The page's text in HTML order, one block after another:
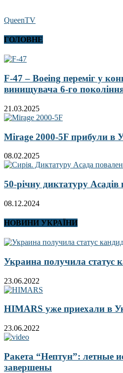
QueenTV
ГОЛОВНЕ
F-47 – Boeing переміг у
винищувача 6-го
21.03.2025
Mirage 2000-5F прибули в
08.02.2025
50-річну диктатуру Асадів
08.12.2024
НОВИНИ УКРАЇНИ
Украина получила статус
23.06.2022
HIMARS уже приехали в
23.06.2022
Ракета “Нептун”: летные
завершены